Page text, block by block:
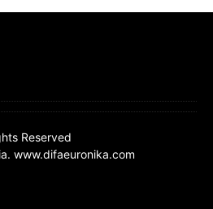
Reserved
www.difaeuronika.com